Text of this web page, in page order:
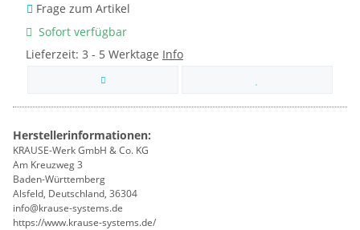
Frage zum Artikel
Sofort verfügbar
Lieferzeit: 3 - 5 Werktage Info
Herstellerinformationen:
KRAUSE-Werk GmbH & Co. KG
Am Kreuzweg 3
Baden-Württemberg
Alsfeld, Deutschland, 36304
info@krause-systems.de
https://www.krause-systems.de/